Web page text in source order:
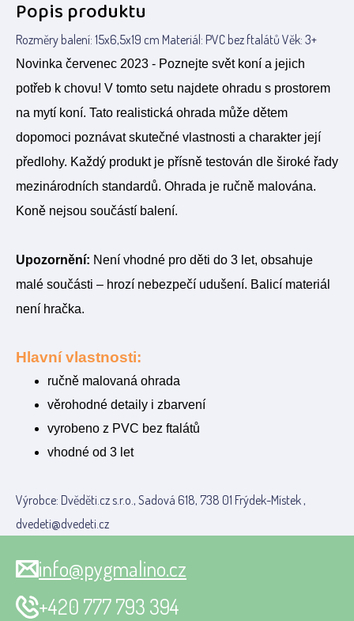
Popis produktu
Rozměry balení: 15x6,5x19 cm Materiál: PVC bez ftalátů Věk: 3+
Novinka červenec 2023 - Poznejte svět koní a jejich
potřeb k chovu! V tomto setu najdete ohradu s prostorem
na mytí koní. Tato realistická ohrada může dětem
dopomoci poznávat skutečné vlastnosti a charakter její
předlohy. Každý produkt je přísně testován dle široké řady
mezinárodních standardů. Ohrada je ručně malována.
Koně nejsou součástí balení.
Upozornění: Není vhodné pro děti do 3 let, obsahuje
malé součásti – hrozí nebezpečí udušení. Balicí materiál
není hračka.
Hlavní vlastnosti:
ručně malovaná ohrada
věrohodné detaily i zbarvení
vyrobeno z PVC bez ftalátů
vhodné od 3 let
Výrobce: Dvěděti.cz s.r.o., Sadová 618, 738 01 Frýdek-Místek ,
dvedeti@dvedeti.cz
info@pygmalino.cz
+420 777 793 394